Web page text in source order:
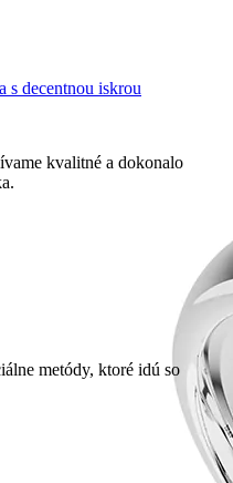
s decentnou iskrou
kvalitné a dokonalo
metódy, ktoré idú so